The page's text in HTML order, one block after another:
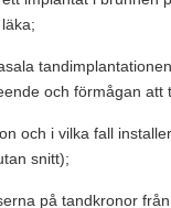
och förmågan att
och i vilka fall
snitt);
på tandkronor